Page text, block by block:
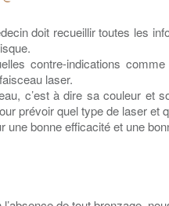
doit recueillir toutes les
contre-indications
laser.
c’est à dire sa couleur et
prévoir quel type de laser et
bonne efficacité et une